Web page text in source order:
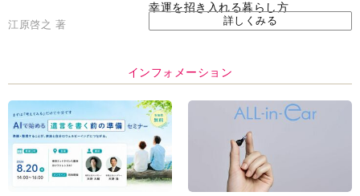
幸運を招き入れる暮らし方
江原啓之 著 詳しくみる
インフォメーション